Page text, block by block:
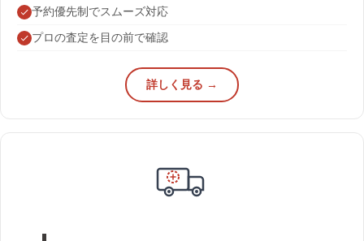
予約優先制でスムーズ対応
プロの査定を目の前で確認
詳しく見る →